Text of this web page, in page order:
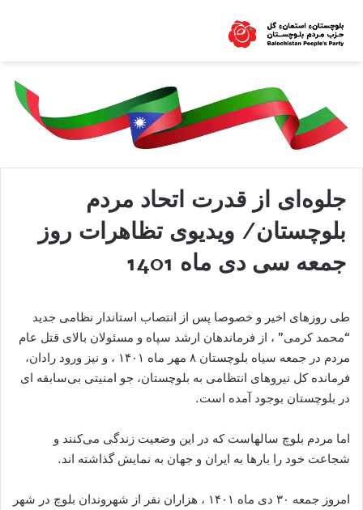
جلوه‌ای از قدرت اتحاد مردم
بلوچستان/ ویدیوی تظاهرات روز
جمعه سی دی ماه 1401
طی روزهای اخیر و خصوصا پس از انتصاب استاندار نظامی جدید
“محمد کرمی” ، از فرماندهان ارشد سپاه و مسئولان بالای قتل عام
مردم در جمعه سیاه بلوچستان ٨ مهر ماه ١۴٠١ ، و نیز ورود رادان،
فرمانده کل نیروهای انتظامی به بلوچستان، جو امنیتی بی‌سابقه ای
در بلوچستان بوجود آمده است.
اما مردم بلوچ سالهاست که در این وضعیت زندگی می‌کنند و
شجاعت خود را بارها به ایران و جهان به نمایش گذاشته اند.
امروز جمعه ٣٠ دی ماه ۱۴۰۱ ، هزاران نفر از شهروندان بلوچ در شهر